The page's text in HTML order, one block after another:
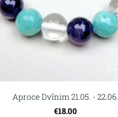
Aproce Dvīnim 21.05. - 22.06.
€18.00